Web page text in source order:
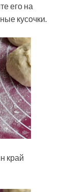
его на
кусочки.
край